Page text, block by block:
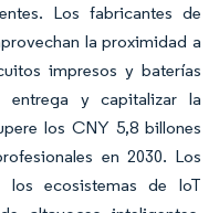
Los fabricantes de
la proximidad a
impresos y baterías
y capitalizar la
los CNY 5,8 billones
en 2030. Los
los ecosistemas de IoT